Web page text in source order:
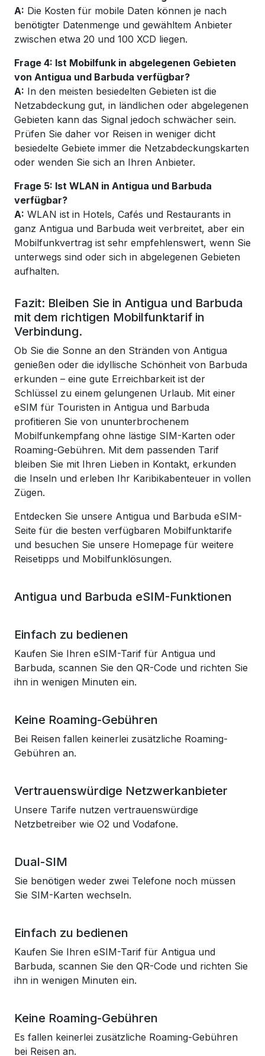
A: Die Kosten für mobile Daten können je nach
benötigter Datenmenge und gewähltem Anbieter
zwischen etwa 20 und 100 XCD liegen.
Frage 4: Ist Mobilfunk in abgelegenen Gebieten
von Antigua und Barbuda verfügbar?
A: In den meisten besiedelten Gebieten ist die
Netzabdeckung gut, in ländlichen oder abgelegenen
Gebieten kann das Signal jedoch schwächer sein.
Prüfen Sie daher vor Reisen in weniger dicht
besiedelte Gebiete immer die Netzabdeckungskarten
oder wenden Sie sich an Ihren Anbieter.
Frage 5: Ist WLAN in Antigua und Barbuda
verfügbar?
A: WLAN ist in Hotels, Cafés und Restaurants in
ganz Antigua und Barbuda weit verbreitet, aber ein
Mobilfunkvertrag ist sehr empfehlenswert, wenn Sie
unterwegs sind oder sich in abgelegenen Gebieten
aufhalten.
Fazit: Bleiben Sie in Antigua und Barbuda
mit dem richtigen Mobilfunktarif in
Verbindung.
Ob Sie die Sonne an den Stränden von Antigua
genießen oder die idyllische Schönheit von Barbuda
erkunden – eine gute Erreichbarkeit ist der
Schlüssel zu einem gelungenen Urlaub. Mit einer
eSIM für Touristen in Antigua und Barbuda
profitieren Sie von ununterbrochenem
Mobilfunkempfang ohne lästige SIM-Karten oder
Roaming-Gebühren. Mit dem passenden Tarif
bleiben Sie mit Ihren Lieben in Kontakt, erkunden
die Inseln und erleben Ihr Karibikabenteuer in vollen
Zügen.
Entdecken Sie unsere Antigua und Barbuda eSIM-
Seite für die besten verfügbaren Mobilfunktarife
und besuchen Sie unsere Homepage für weitere
Reisetipps und Mobilfunklösungen.
Antigua und Barbuda eSIM-Funktionen
Einfach zu bedienen
Kaufen Sie Ihren eSIM-Tarif für Antigua und
Barbuda, scannen Sie den QR-Code und richten Sie
ihn in wenigen Minuten ein.
Keine Roaming-Gebühren
Bei Reisen fallen keinerlei zusätzliche Roaming-
Gebühren an.
Vertrauenswürdige Netzwerkanbieter
Unsere Tarife nutzen vertrauenswürdige
Netzbetreiber wie O2 und Vodafone.
Dual-SIM
Sie benötigen weder zwei Telefone noch müssen
Sie SIM-Karten wechseln.
Einfach zu bedienen
Kaufen Sie Ihren eSIM-Tarif für Antigua und
Barbuda, scannen Sie den QR-Code und richten Sie
ihn in wenigen Minuten ein.
Keine Roaming-Gebühren
Es fallen keinerlei zusätzliche Roaming-Gebühren
bei Reisen an.